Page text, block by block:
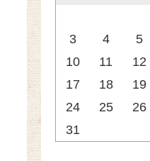
3
4 5
10
11 12
17
18 19
24
25 26
31